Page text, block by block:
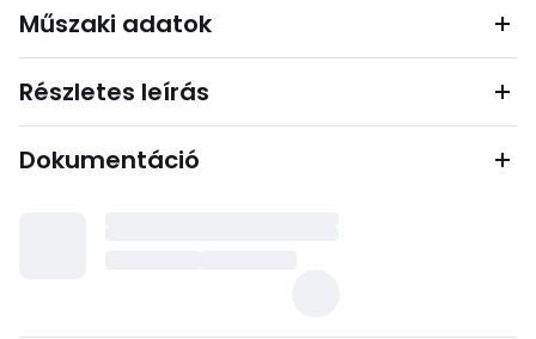
Műszaki adatok
Részletes leírás
Dokumentáció